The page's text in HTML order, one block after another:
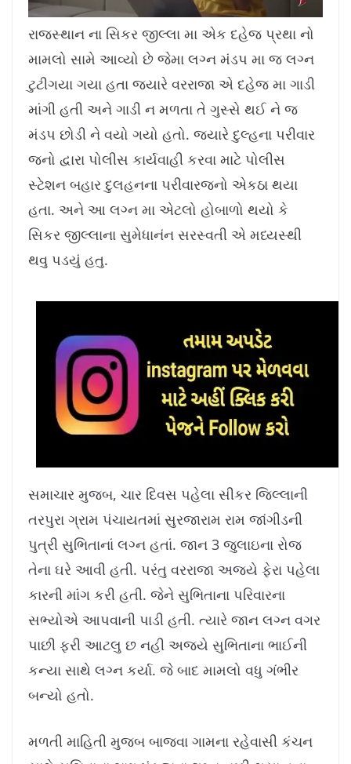
n
u
d
e
:
1
7
રાજસ્થાન ના સિકર જીલ્લા મા એક દહેજ પ્રથા નો
મામલો સામે આવ્યો છે જેમા લગ્ન મંડપ મા જ લગ્ન
ટુટીગયા ગયા હતા જ્યારે વરરાજા એ દહેજ મા ગાડી
માંગી હતી અને ગાડી ન મળતા તે ગુસ્સે થઈ ને જ
મંડપ છોડી ને વયો ગયો હતો. જ્યારે દુલ્હના પરીવાર
જનો દ્વારા પોલીસ કાર્યવાહી કરવા માટે પોલીસ
સ્ટેશન બહાર દુલહનના પરીવારજનો એકઠા થયા
હતા. અને આ લગ્ન મા એટલો હોબાળો થયો કે
સિકર જીલ્લાના સુમેધાનંન સરસ્વતી એ મધ્યસ્થી
થવુ પડયું હતુ.
સમાચાર મુજબ, ચાર દિવસ પહેલા સીકર જિલ્લાની
તરપુરા ગ્રામ પંચાયતમાં સુરજારામ રામ જાંગીડની
પુત્રી સુભિતાનાં લગ્ન હતાં. જાન 3 જુલાઇના રોજ
તેના ઘરે આવી હતી. પરંતુ વરરાજા અજયે ફેરા પહેલા
કારની માંગ કરી હતી. જેને સુભિતાના પરિવારના
સભ્યોએ આપવાની પાડી હતી. ત્યારે જાન લગ્ન વગર
પાછી ફરી આટલુ છ નહી અજયે સુભિતાના ભાઈની
કન્યા સાથે લગ્ન કર્યા. જે બાદ મામલો વધુ ગંભીર
બન્યો હતો.
મળતી માહિતી મુજબ બાજવા ગામના રહેવાસી કંચન